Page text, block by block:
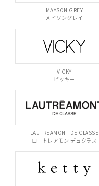
MAYSON GREY
メイソングレイ
VICKY
ビッキー
LAUTREAMONT DE CLASSE
ロートレアモン デュクラス